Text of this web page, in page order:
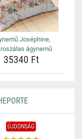
Joséphine,
ágynemű
35340 Ft
ÚJDONSÁG